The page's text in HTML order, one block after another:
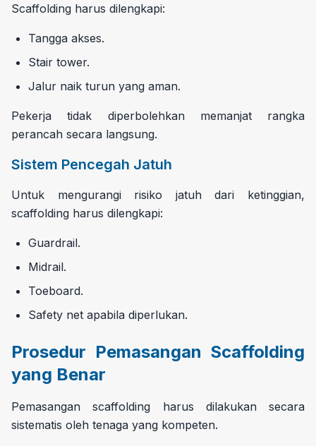
Scaffolding harus dilengkapi:
Tangga akses.
Stair tower.
Jalur naik turun yang aman.
Pekerja tidak diperbolehkan memanjat rangka
perancah secara langsung.
Sistem Pencegah Jatuh
Untuk mengurangi risiko jatuh dari ketinggian,
scaffolding harus dilengkapi:
Guardrail.
Midrail.
Toeboard.
Safety net apabila diperlukan.
Prosedur Pemasangan Scaffolding
yang Benar
Pemasangan scaffolding harus dilakukan secara
sistematis oleh tenaga yang kompeten.